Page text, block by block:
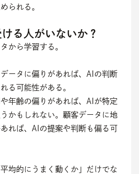
られる。
る人がいないか？
から学習する。
ータに偏りがあれば、AIの判断
る可能性がある。
年齢の偏りがあれば、AIが特定
かもしれない。顧客データに地
れば、AIの提案や判断も偏る可
均的にうまく動くか」だけでな